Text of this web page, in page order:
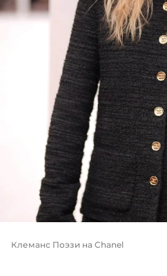
Клеманс Поэзи на Chanel